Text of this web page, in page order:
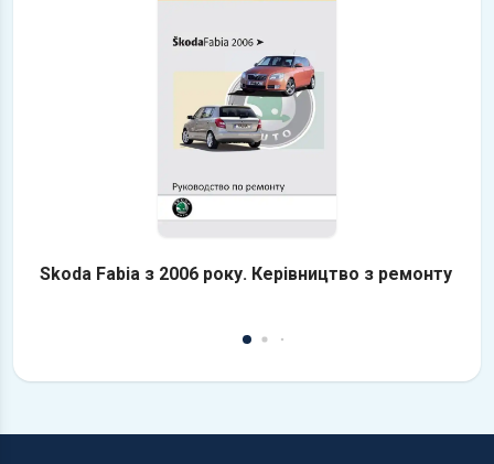
Skoda Fabia з 2006 року. Керівництво з ремонту